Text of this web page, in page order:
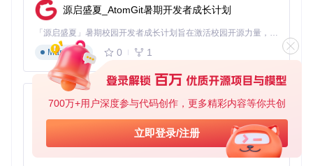
700万+用户深度参与代码创作，更多精彩内容等你共创
立即登录/注册
源启盛夏_AtomGit暑期开发者成长计划
「源启盛夏」暑期校园开发者成长计划旨在激活校园开源力量，通过积分激励、认证扶持、资源倾斜等形式，引导高校组织和开发者完成「入驻 — 建项目 — 做贡献 — 获认证 — 得资源」的完整闭环。无论你是想带领社团入驻平台的组织者，还是希望用代码贡献证明自己的开发者，都能在这里找到属于你的成长路径。
Markdown
0 1
py-xiaozhi
基于Python的Xiaozhi AI，适用于想要完整Xiaozhi体验而无需拥有专用硬件的用户。
Python
0 1